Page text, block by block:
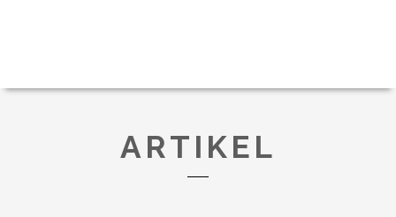
ARTIKEL